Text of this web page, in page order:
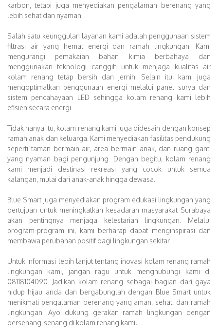
karbon, tetapi juga menyediakan pengalaman berenang yang
lebih sehat dan nyaman.
Salah satu keunggulan layanan kami adalah penggunaan sistem
filtrasi air yang hemat energi dan ramah lingkungan. Kami
mengurangi pemakaian bahan kimia berbahaya dan
menggunakan teknologi canggih untuk menjaga kualitas air
kolam renang tetap bersih dan jernih. Selain itu, kami juga
mengoptimalkan penggunaan energi melalui panel surya dan
sistem pencahayaan LED sehingga kolam renang kami lebih
efisien secara energi.
Tidak hanya itu, kolam renang kami juga didesain dengan konsep
ramah anak dan keluarga. Kami menyediakan fasilitas pendukung
seperti taman bermain air, area bermain anak, dan ruang ganti
yang nyaman bagi pengunjung. Dengan begitu, kolam renang
kami menjadi destinasi rekreasi yang cocok untuk semua
kalangan, mulai dari anak-anak hingga dewasa.
Blue Smart juga menyediakan program edukasi lingkungan yang
bertujuan untuk meningkatkan kesadaran masyarakat Surabaya
akan pentingnya menjaga kelestarian lingkungan. Melalui
program-program ini, kami berharap dapat menginspirasi dan
membawa perubahan positif bagi lingkungan sekitar.
Untuk informasi lebih lanjut tentang inovasi kolam renang ramah
lingkungan kami, jangan ragu untuk menghubungi kami di
08118104090. Jadikan kolam renang sebagai bagian dari gaya
hidup hijau anda dan bergabunglah dengan Blue Smart untuk
menikmati pengalaman berenang yang aman, sehat, dan ramah
lingkungan. Ayo dukung gerakan ramah lingkungan dengan
bersenang-senang di kolam renang kami!